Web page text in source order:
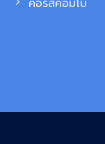
คอร์สคอมโบ